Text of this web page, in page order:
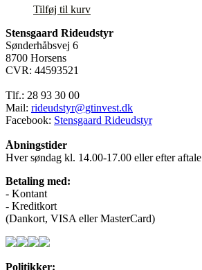
Tilføj til kurv
Stensgaard Rideudstyr
Sønderhåbsvej 6
8700 Horsens
CVR: 44593521
Tlf.: 28 93 30 00
Mail: rideudstyr@gtinvest.dk
Facebook: Stensgaard Rideudstyr
Åbningstider
Hver søndag kl. 14.00-17.00 eller efter aftale
Betaling med:
- Kontant
- Kreditkort
(Dankort, VISA eller MasterCard)
Politikker: